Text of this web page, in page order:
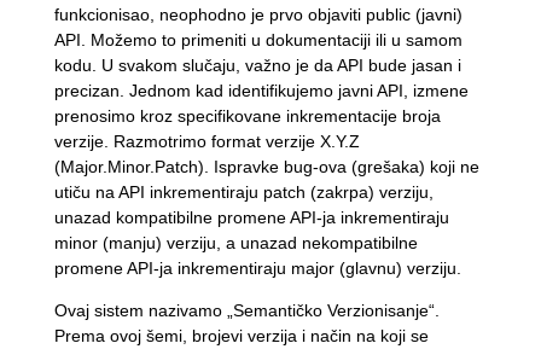
funkcionisao, neophodno je prvo objaviti public (javni)
API. Možemo to primeniti u dokumentaciji ili u samom
kodu. U svakom slučaju, važno je da API bude jasan i
precizan. Jednom kad identifikujemo javni API, izmene
prenosimo kroz specifikovane inkrementacije broja
verzije. Razmotrimo format verzije X.Y.Z
(Major.Minor.Patch). Ispravke bug-ova (grešaka) koji ne
utiču na API inkrementiraju patch (zakrpa) verziju,
unazad kompatibilne promene API-ja inkrementiraju
minor (manju) verziju, a unazad nekompatibilne
promene API-ja inkrementiraju major (glavnu) verziju.
Ovaj sistem nazivamo „Semantičko Verzionisanje“.
Prema ovoj šemi, brojevi verzija i način na koji se